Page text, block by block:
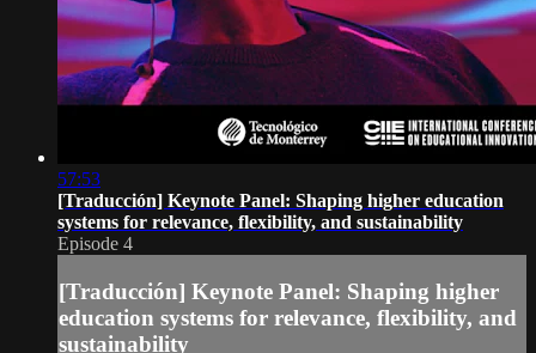
57:53
[Traducción] Keynote Panel: Shaping higher education
systems for relevance, flexibility, and sustainability
Episode 4
[Traducción] Keynote Panel: Shaping higher
education systems for relevance, flexibility, and
sustainability